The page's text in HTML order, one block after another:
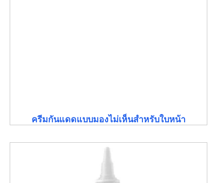
ครีมกันแดดแบบมองไม่เห็นสำหรับใบหน้า